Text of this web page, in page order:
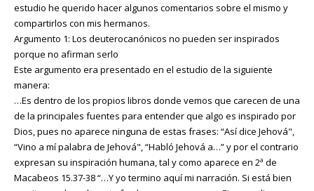
estudio he querido hacer algunos comentarios sobre el mismo y
compartirlos con mis hermanos.
Argumento 1: Los deuterocanónicos no pueden ser inspirados
porque no afirman serlo
Este argumento era presentado en el estudio de la siguiente
manera:
…Es dentro de los propios libros donde vemos que carecen de una
de la principales fuentes para entender que algo es inspirado por
Dios, pues no aparece ninguna de estas frases: “Así dice Jehová",
“Vino a mí palabra de Jehová", “Habló Jehová a…” y por el contrario
expresan su inspiración humana, tal y como aparece en 2ª de
Macabeos 15.37-38 “…Y yo termino aquí mi narración. Si está bien